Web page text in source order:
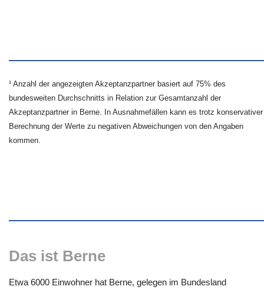
¹ Anzahl der angezeigten Akzeptanzpartner basiert auf 75% des
bundesweiten Durchschnitts in Relation zur Gesamtanzahl der
Akzeptanzpartner in Berne. In Ausnahmefällen kann es trotz konservativer
Berechnung der Werte zu negativen Abweichungen von den Angaben
kommen.
Das ist Berne
Etwa 6000 Einwohner hat Berne, gelegen im Bundesland